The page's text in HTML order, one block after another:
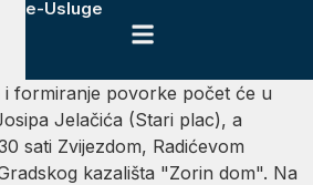
e-Usluge
i formiranje povorke počet će u
Jelačića (Stari plac), a
sati Zvijezdom, Radićevom
kazališta "Zorin dom". Na